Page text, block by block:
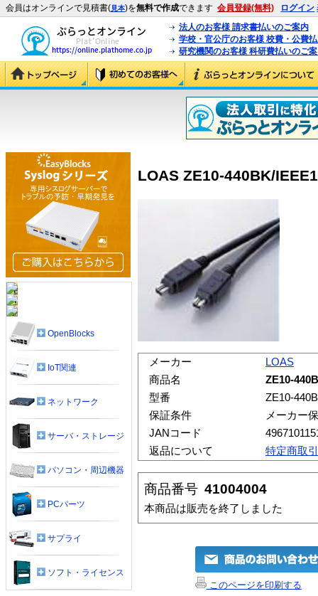
会員はオンラインで見積書(見本)を無料で作成できます 会員登録(無料) ログイン
法人のお客様 請求書払いのご案内
学校・官公庁のお客様 校費・公費
研究機関のお客様 科研費払いのご
LOAS ZE10-440BK/
メーカー
LOAS
商品名
ZE10-
型番
ZE10-
保証条件
メーカー
JANコード
返品について
特定商取
商品番号 41004004
本商品は販売を終了しました
このページを印刷する
OpenBlocks
IoT関連
ネットワーク
サーバ・ストレージ
パソコン・周辺機器
PCパーツ
サプライ
ソフト・ライセンス